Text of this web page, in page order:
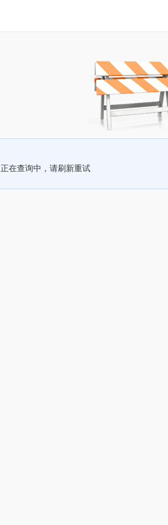
正在查询中，请刷新重试